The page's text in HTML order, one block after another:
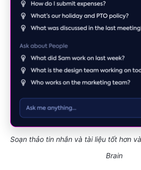
Soạn thảo tin nhắn và tài liệu tốt hơn
Brain